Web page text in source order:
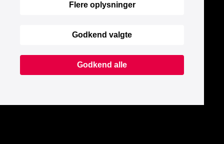
Flere oplysninger
Godkend valgte
Godkend alle